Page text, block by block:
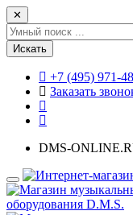
✕
Искать
+7 (495) 971-
Заказать
DMS-